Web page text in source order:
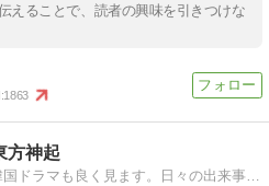
えることで、読者の興味を引きつけな
1863
方神起
東方神起が大好きです。韓国ドラマも良く見ます。日々の出来事を書いています。